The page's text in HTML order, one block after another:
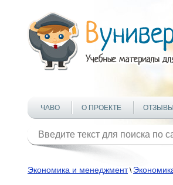
ЧАВО О ПРОЕКТЕ ОТЗЫВЫ
Экономика и менеджмент\